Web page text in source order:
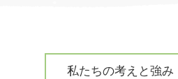
私たちの考えと強み